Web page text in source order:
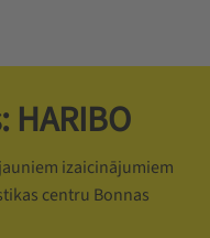
izaicinājumiem
centru Bonnas